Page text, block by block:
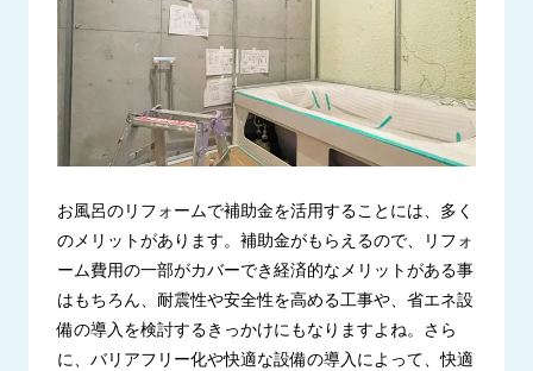
お風呂のリフォームで補助金を活用することには、多く
のメリットがあります。補助金がもらえるので、リフォ
ーム費用の一部がカバーでき経済的なメリットがある事
はもちろん、耐震性や安全性を高める工事や、省エネ設
備の導入を検討するきっかけにもなりますよね。さら
に、バリアフリー化や快適な設備の導入によって、快適